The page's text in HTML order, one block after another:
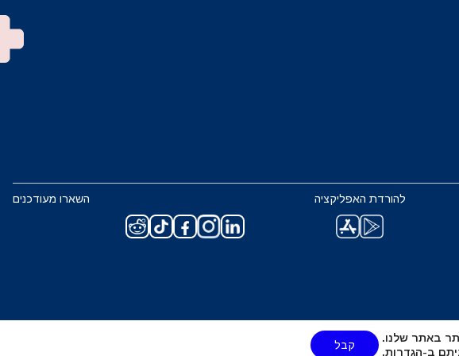
להורדת האפליקציה השארו מעודכנים
הגדרות.
קבל